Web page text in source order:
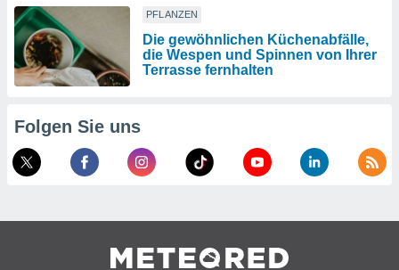
PFLANZEN
Die gewöhnlichen Küchenabfälle,
die Wespen und Spinnen von Ihrer
Terrasse fernhalten
Folgen Sie uns